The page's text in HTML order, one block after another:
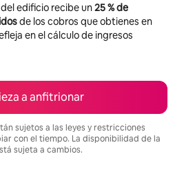
edificio recibe un25 % de
de los cobros que obtienes en
en el cálculo de ingresos
a anfitrionar
sujetos a las leyes y restricciones
con el tiempo. La disponibilidad de la
sujeta a cambios.